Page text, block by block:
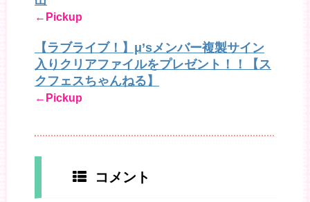
←Pickup
【ラブライブ！】μ’sメンバー複製サイン
入りクリアファイルをプレゼント！！【ス
クフェスちゃんねる】
←Pickup
コメント